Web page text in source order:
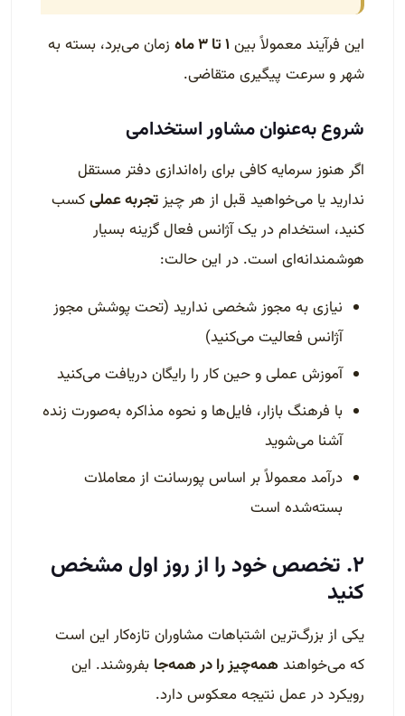
این فرآیند معمولاً بین ۱ تا ۳ ماه
زمان می‌برد، بسته به
شهر و سرعت پیگیری متقاضی.
شروع به‌عنوان مشاور استخدامی
اگر هنوز سرمایه کافی برای راه‌اندازی دفتر مستقل
ندارید یا می‌خواهید قبل از هر چیز تجربه عملیکسب
کنید، استخدام در یک آژانس فعال گزینه بسیار
هوشمندانه‌ای است. در این حالت:
نیازی به مجوز شخصی ندارید (تحت پوشش مجوز
آژانس فعالیت می‌کنید)
آموزش عملی و حین کار را رایگان دریافت می‌کنید
با فرهنگ بازار، فایل‌ها و نحوه مذاکره به‌صورت زنده
آشنا می‌شوید
درآمد معمولاً بر اساس پورسانت از معاملات
بسته‌شده است
۲. تخصص خود را از روز اول مشخص
کنید
یکی از بزرگ‌ترین اشتباهات مشاوران تازه‌کار این است
که می‌خواهند همه‌چیز را در همه‌جا بفروشند. این
رویکرد در عمل نتیجه معکوس دارد.